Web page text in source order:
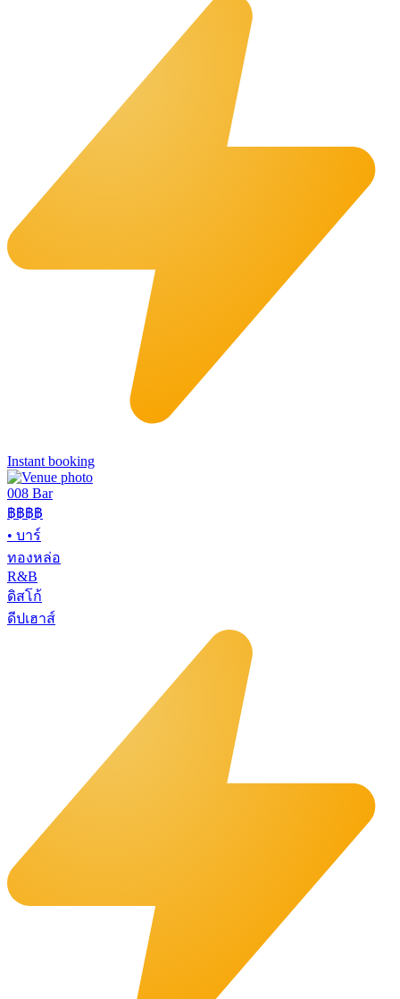
Instant booking
008 Bar
฿฿฿฿
• บาร์
ทองหล่อ
R&B
ดิสโก้
ดีปเฮาส์